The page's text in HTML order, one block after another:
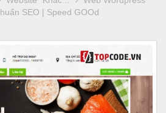
SEO | Speed GOOd